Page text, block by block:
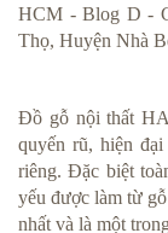
HCM - Blog D -
Thọ, Huyện Nhà
Đồ gỗ nội thất
quyến rũ, hiện
riêng. Đặc biệt
yếu được làm từ
nhất và là một